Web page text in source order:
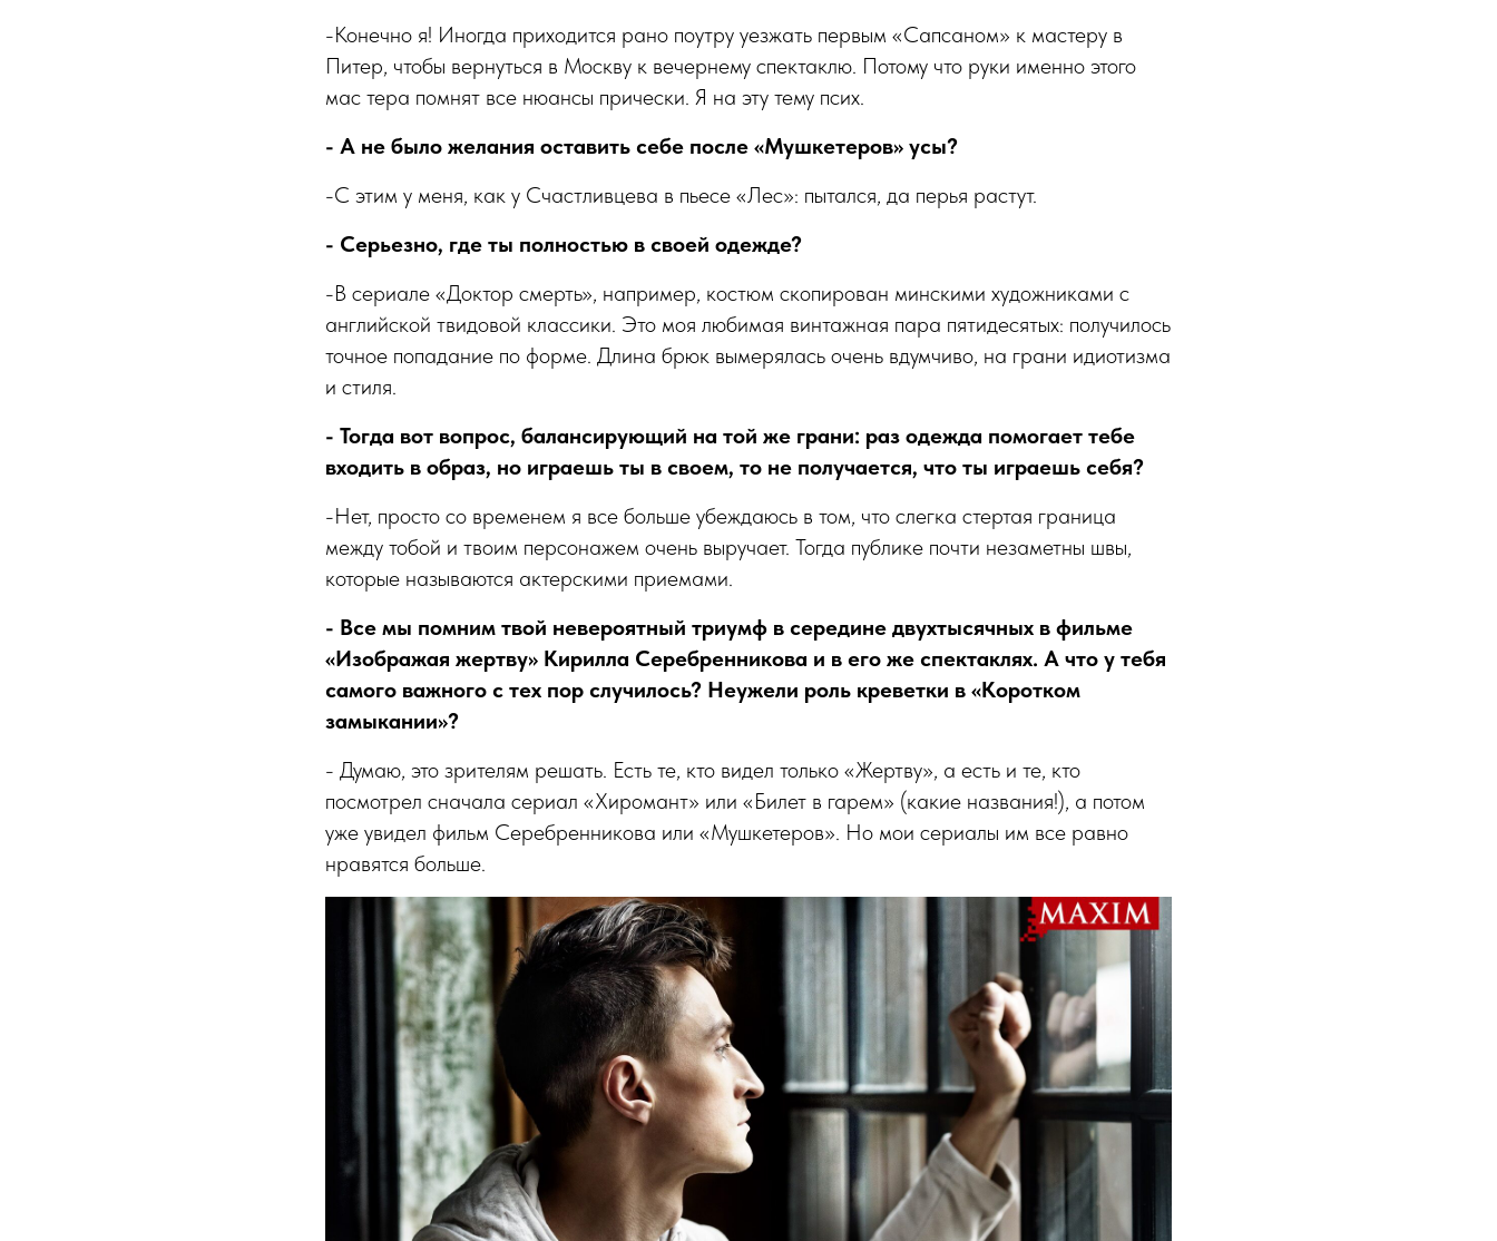
-Конечно я! Иногда приходится рано поутру уезжать первым «Сапсаном» к мастеру в
Питер, чтобы вернуться в Москву к вечернему спектаклю. Потому что руки именно этого
мас тера помнят все нюансы прически. Я на эту тему псих.
- А не было желания оставить себе после «Мушкетеров» усы?
-С этим у меня, как у Счастливцева в пьесе «Лес»: пытался, да перья растут.
- Серьезно, где ты полностью в своей одежде?
-В сериале «Доктор смерть», например, костюм скопирован минскими художниками с
английской твидовой классики. Это моя любимая винтажная пара пятидесятых: получилось
точное попадание по форме. Длина брюк вымерялась очень вдумчиво, на грани идиотизма
и стиля.
- Тогда вот вопрос, балансирующий на той же грани: раз одежда помогает тебе
входить в образ, но играешь ты в своем, то не получается, что ты играешь себя?
-Нет, просто со временем я все больше убеждаюсь в том, что слегка стертая граница
между тобой и твоим персонажем очень выручает. Тогда публике почти незаметны швы,
которые называются актерскими приемами.
- Все мы помним твой невероятный триумф в середине двухтысячных в фильме
«Изображая жертву» Кирилла Серебренникова и в его же спектаклях. А что у тебя
самого важного с тех пор случилось? Неужели роль креветки в «Коротком
замыкании»?
- Думаю, это зрителям решать. Есть те, кто видел только «Жертву», а есть и те, кто
посмотрел сначала сериал «Хиромант» или «Билет в гарем» (какие названия!), а потом
уже увидел фильм Серебренникова или «Мушкетеров». Но мои сериалы им все равно
нравятся больше.